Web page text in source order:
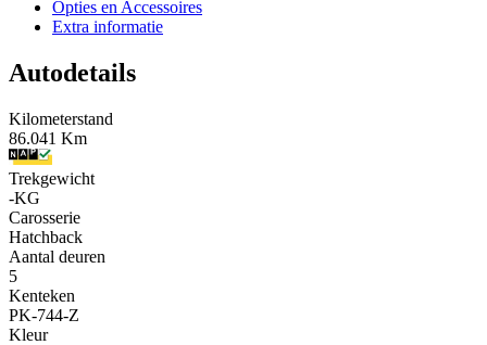
Opties en Accessoires
Extra informatie
Autodetails
Kilometerstand
86.041 Km
Trekgewicht
-KG
Carosserie
Hatchback
Aantal deuren
5
Kenteken
PK-744-Z
Kleur